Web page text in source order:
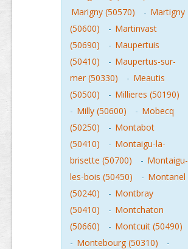
Marigny (50570)
- Martigny
(50600)
- Martinvast
(50690)
- Maupertuis
(50410)
- Maupertus-sur-
mer (50330)
- Meautis
(50500)
- Millieres (50190)
- Milly (50600) - Mobecq
(50250)
- Montabot
(50410)
- Montaigu-la-
brisette (50700)
- Montaigu-
les-bois (50450)
- Montanel
(50240)
- Montbray
(50410)
- Montchaton
(50660)
- Montcuit (50490)
- Montebourg (50310)
-